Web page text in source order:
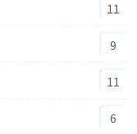
11
9
11
6